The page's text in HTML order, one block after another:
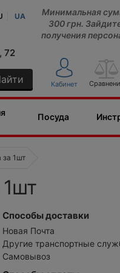
UA
72
Минимальная
300 грн.
получения
Кабинет
Посуда
за 1шт
Способы доставки
Новая Почта
Другие транспортные
Самовывоз